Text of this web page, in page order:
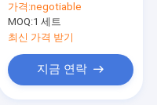
하는 궤도 목록
가격:negotiable
MOQ:1 세트
최신 가격 받기
지금 연락